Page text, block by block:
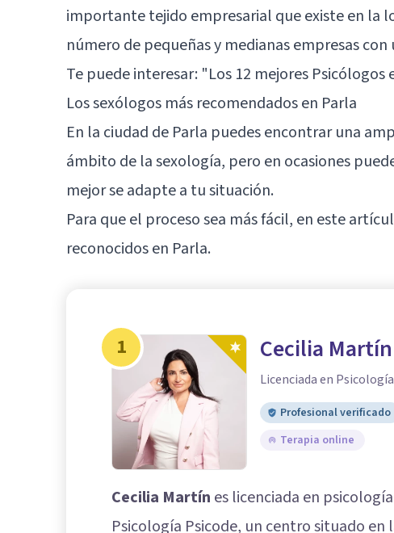
importante tejido empresarial que existe en la
número de pequeñas y medianas empresas
Te puede interesar: "Los 12 mejores Psicólogos
Los sexólogos más recomendados en Parla
En la ciudad de Parla puedes encontrar una
ámbito de la sexología, pero en ocasiones
mejor se adapte a tu situación.
Para que el proceso sea más fácil, en este
reconocidos en Parla.
1 Cecilia
Licenciada en Psicología
Profesional verificado
Terapia online
Cecilia Martín es licenciada en
Psicología Psicode, un centro situado